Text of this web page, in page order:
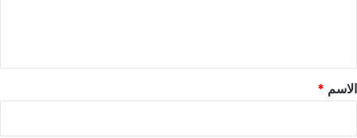
*
الاسم *